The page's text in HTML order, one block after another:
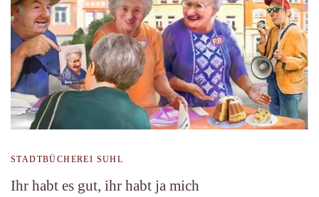
STADTBÜCHEREI SUHL
Ihr habt es gut, ihr habt ja mich